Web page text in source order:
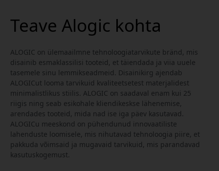
Teave Alogic kohta
ALOGIC on ülemaailmne tehnoloogiatarvikute bränd, mis
disainib esmaklassilisi tooteid, et täiendada ja viia uuele
tasemele sinu lemmikseadmeid. Disainikirg ajendab
ALOGICut looma tarvikuid kvaliteetsetest materjalidest
minimalistlikus stiilis. ALOGIC on saadaval enam kui 25
riigis ning seab esikohale kliendikeskse lähenemise,
arendades tooteid, mida nad ise iga päev kasutavad.
ALOGICu meeskond on pühendunud innovaatiliste
lahenduste loomisele, mis nihutavad tehnoloogia piire, et
pakkuda võimsaid ja mugavaid tarvikuid, mis parandavad
kasutuskogemust.